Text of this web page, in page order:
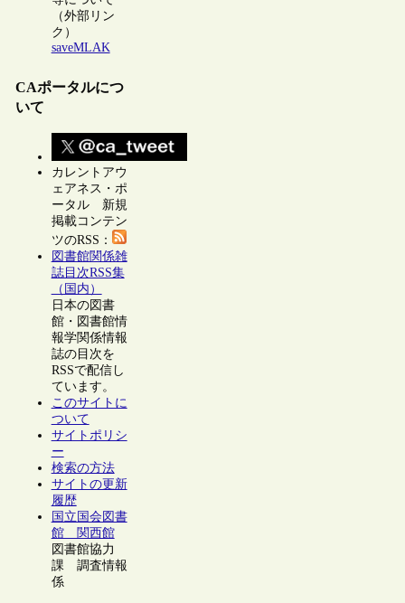
（外部リン
ク）
saveMLAK
CAポータルにつ
いて
カレントアウ
ェアネス・ポ
ータル 新規
掲載コンテン
ツのRSS：
図書館関係雑
誌目次RSS集
（国内）
日本の図書
館・図書館情
報学関係情報
誌の目次を
RSSで配信し
ています。
このサイトに
ついて
サイトポリシ
ー
検索の方法
サイトの更新
履歴
国立国会図書
館 関西館
図書館協力
課 調査情報
係